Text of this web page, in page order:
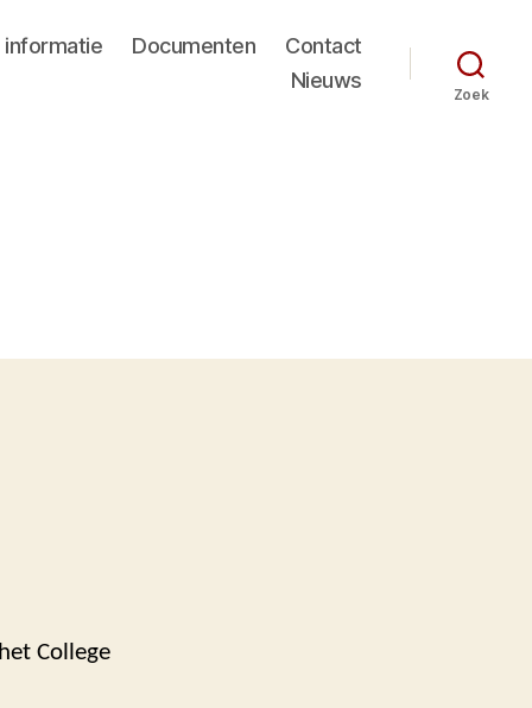
informatie Documenten
Contact
Nieuws
Zoek
College